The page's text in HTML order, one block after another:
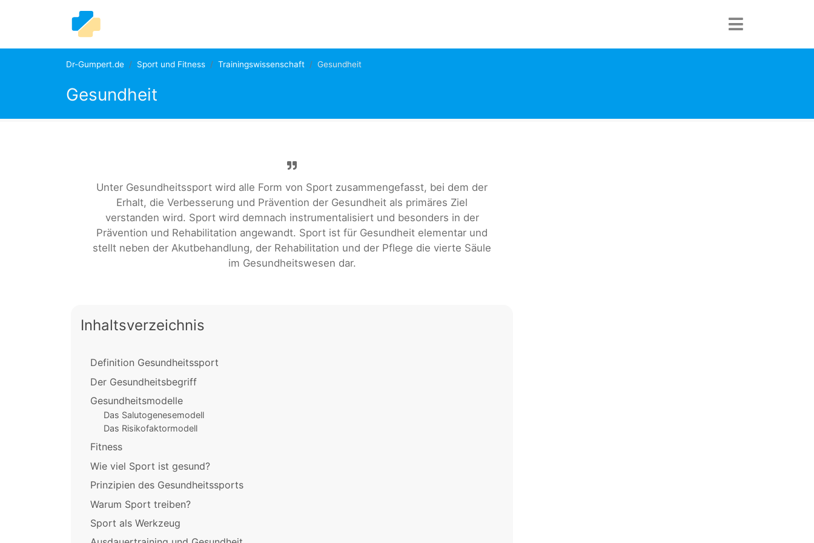
Dr-Gumpert.de Sport und Fitness Trainingswissenschaft Gesundheit
Gesundheit
Unter Gesundheitssport wird alle Form von Sport zusammengefasst, bei dem der
Erhalt, die Verbesserung und Prävention der Gesundheit als primäres Ziel
verstanden wird. Sport wird demnach instrumentalisiert und besonders in der
Prävention und Rehabilitation angewandt. Sport ist für Gesundheit elementar und
stellt neben der Akutbehandlung, der Rehabilitation und der Pflege die vierte Säule
im Gesundheitswesen dar.
Inhaltsverzeichnis
Definition Gesundheitssport
Der Gesundheitsbegriff
Gesundheitsmodelle
Das Salutogenesemodell
Das Risikofaktormodell
Fitness
Wie viel Sport ist gesund?
Prinzipien des Gesundheitssports
Warum Sport treiben?
Sport als Werkzeug